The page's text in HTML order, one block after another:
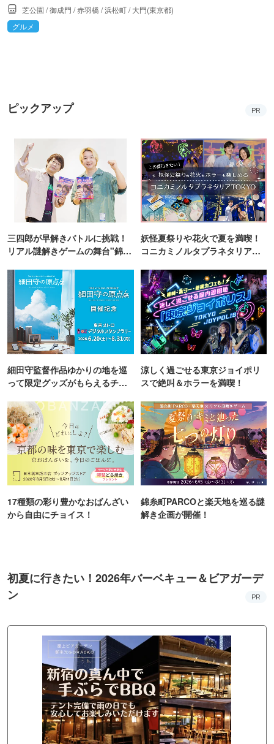
芝公園 /御成門 /赤羽橋/浜松町/大門(東京都)
グルメ
ピックアップ PR
三四郎が早解きバトルに挑戦！
リアル謎解きゲームの舞台"錦糸
妖怪夏祭りや花火で夏を満喫！
コニカミノルタプラネタリア
細田守監督作品ゆかりの地を巡
って限定グッズがもらえるチャ
涼しく過ごせる東京ジョイポリ
スで絶叫＆ホラーを満喫！
17種類の彩り豊かなおばんざい
から自由にチョイス！
錦糸町PARCOと楽天地を巡る謎
解き企画が開催！
初夏に行きたい！2026年バーベキュー＆ビアガーデ
ン
PR